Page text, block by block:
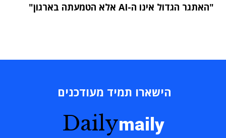
"האתגר הגדול אינו ה-AI אלא הטמעתה בארגון"
הישארו תמיד מעודכנים
Dailymaily